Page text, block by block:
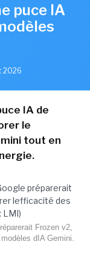
puce IA
2026
IA de
le
tout en
Frozen v2,
dIA Gemini.